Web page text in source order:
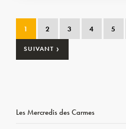
1 2 3 4 5
SUIVANT ›
Les Mercredis des Carmes